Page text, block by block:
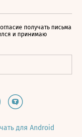
получать письма
и принимаю
для Android